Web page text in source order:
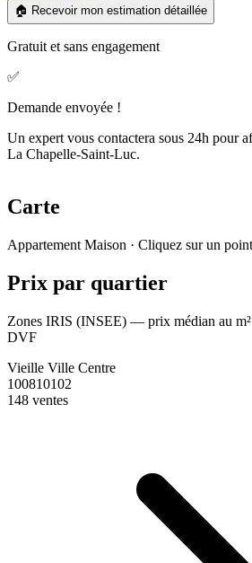
🏠 Recevoir mon estimation détaillée
Gratuit et sans engagement
✅
Demande envoyée !
Un expert vous contactera sous 24h pour
La Chapelle-Saint-Luc.
Carte
−
Appartement Maison · Cliquez sur un
Prix par quartier
Zones IRIS (INSEE) — prix médian au m²
DVF
Vieille Ville Centre
100810102
148 ventes